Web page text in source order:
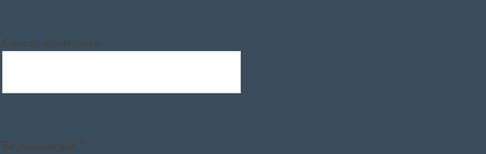
Correo electrónico
Tu puntuación